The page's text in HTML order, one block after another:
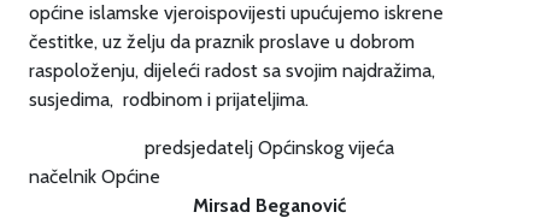
općine islamske vjeroispovijesti upućujemo iskrene
čestitke, uz želju da praznik proslave u dobrom
raspoloženju, dijeleći radost sa svojim najdražima,
susjedima, rodbinom i prijateljima.
predsjedatelj Općinskog vijeća
načelnik Općine
Mirsad Beganović